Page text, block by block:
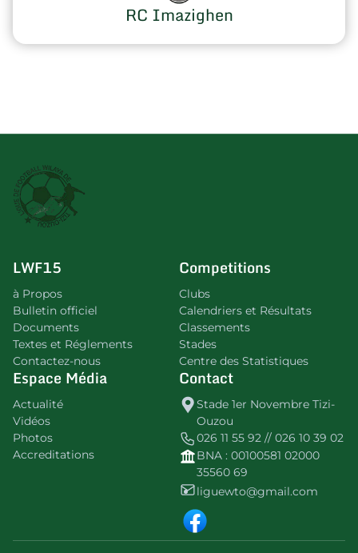
RC Imazighen
LWF15
à Propos
Bulletin officiel
Documents
Textes et Réglements
Contactez-nous
Competitions
Clubs
Calendriers et Résultats
Classements
Stades
Centre des Statistiques
Espace Média
Actualité
Vidéos
Photos
Accreditations
Contact
Stade 1er Novembre Tizi-
Ouzou
026 11 55 92 // 026 10 39 02
BNA : 00100581 02000
35560 69
liguewto@gmail.com